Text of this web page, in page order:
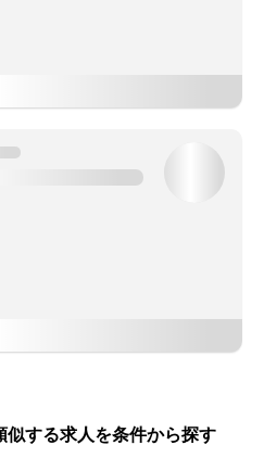
する求人を条件から探す